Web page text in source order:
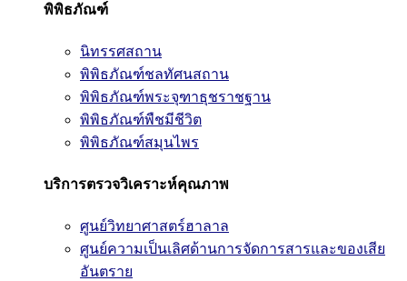
พิพิธภัณฑ์
นิทรรศสถาน
พิพิธภัณฑ์ชลทัศนสถาน
พิพิธภัณฑ์พระจุฑาธุชราชฐาน
พิพิธภัณฑ์พืชมีชีวิต
พิพิธภัณฑ์สมุนไพร
บริการตรวจวิเคราะห์คุณภาพ
ศูนย์วิทยาศาสตร์ฮาลาล
ศูนย์ความเป็นเลิศด้านการจัดการสารและของเสีย
อันตราย